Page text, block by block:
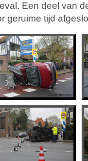
Een deel van
geruime tijd